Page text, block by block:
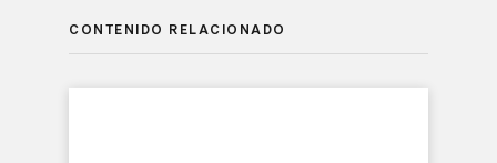
CONTENIDO RELACIONADO